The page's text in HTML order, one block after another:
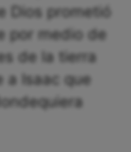
Dios prometió
por medio de
de la tierra
a Isaac que